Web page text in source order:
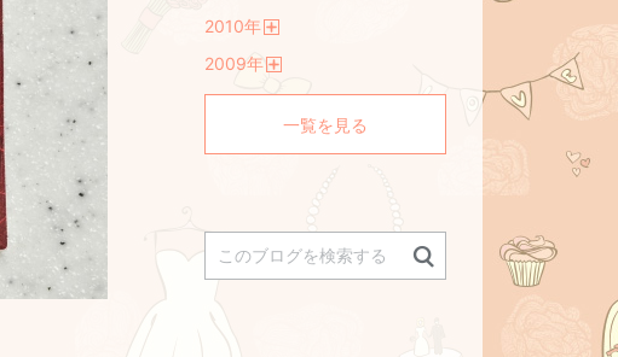
2010年
2009年
一覧を見る